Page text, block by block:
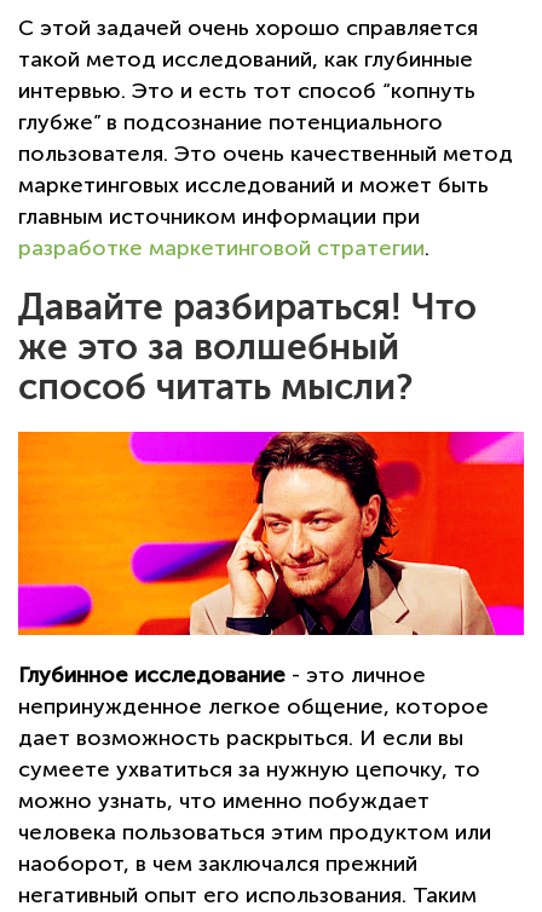
С этой задачей очень хорошо справляется
такой метод исследований, как глубинные
интервью. Это и есть тот способ “копнуть
глубже” в подсознание потенциального
пользователя. Это очень качественный метод
маркетинговых исследований и может быть
главным источником информации при
разработке маркетинговой стратегии.
Давайте разбираться! Что
же это за волшебный
способ читать мысли?
Глубинное исследование - это личное
непринужденное легкое общение, которое
дает возможность раскрыться. И если вы
сумеете ухватиться за нужную цепочку, то
можно узнать, что именно побуждает
человека пользоваться этим продуктом или
наоборот, в чем заключался прежний
негативный опыт его использования. Таким